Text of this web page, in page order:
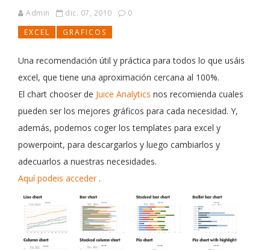
Admin dic. 07, 2010
0
EXCEL
GRAFICOS
Una recomendación útil y práctica para todos lo que usáis
excel, que tiene una aproximación cercana al 100%.
El chart chooser de Juice Analytics nos recomienda cuales
pueden ser los mejores gráficos para cada necesidad. Y,
además, podemos coger los templates para excel y
powerpoint, para descargarlos y luego cambiarlos y
adecuarlos a nuestras necesidades.
Aquí podeis acceder.